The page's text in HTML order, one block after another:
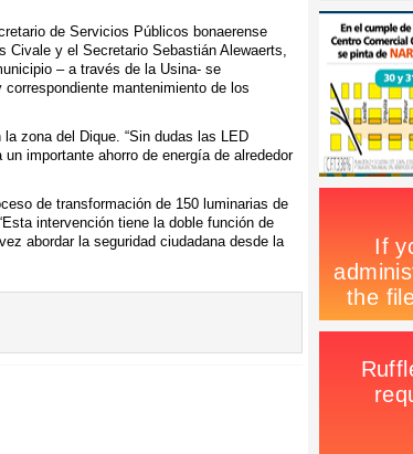
de Servicios Públicos bonaerense
Civale y el Secretario Sebastián Alewaerts,
– a través de la Usina- se
mantenimiento de los
zona del Dique. “Sin dudas las LED
importante ahorro de energía de alrededor
de transformación de 150 luminarias de
intervención tiene la doble función de
abordar la seguridad ciudadana desde la